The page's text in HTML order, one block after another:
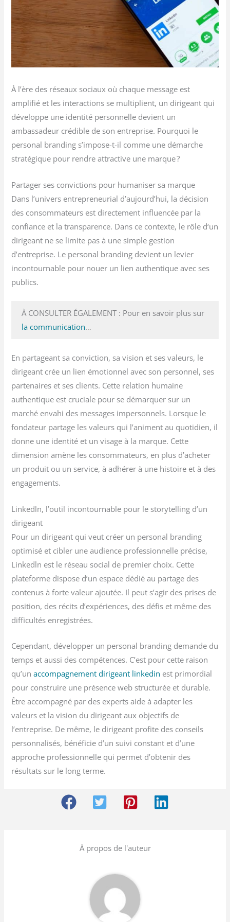
À l’ère des réseaux sociaux où chaque message est
amplifié et les interactions se multiplient, un dirigeant qui
développe une identité personnelle devient un
ambassadeur crédible de son entreprise. Pourquoi le
personal branding s’impose-t-il comme une démarche
stratégique pour rendre attractive une marque ?
Partager ses convictions pour humaniser sa marque
Dans l’univers entrepreneurial d’aujourd’hui, la décision
des consommateurs est directement influencée par la
confiance et la transparence. Dans ce contexte, le rôle d‘un
dirigeant ne se limite pas à une simple gestion
d’entreprise. Le personal branding devient un levier
incontournable pour nouer un lien authentique avec ses
publics.
À CONSULTER ÉGALEMENT : Pour en savoir plus sur
la communication…
En partageant sa conviction, sa vision et ses valeurs, le
dirigeant crée un lien émotionnel avec son personnel, ses
partenaires et ses clients. Cette relation humaine
authentique est cruciale pour se démarquer sur un
marché envahi des messages impersonnels. Lorsque le
fondateur partage les valeurs qui l’animent au quotidien, il
donne une identité et un visage à la marque. Cette
dimension amène les consommateurs, en plus d’acheter
un produit ou un service, à adhérer à une histoire et à des
engagements.
Linkedln, l’outil incontournable pour le storytelling d’un
dirigeant
Pour un dirigeant qui veut créer un personal branding
optimisé et cibler une audience professionnelle précise,
Linkedln est le réseau social de premier choix. Cette
plateforme dispose d’un espace dédié au partage des
contenus à forte valeur ajoutée. Il peut s’agir des prises de
position, des récits d’expériences, des défis et même des
difficultés enregistrées.
Cependant, développer un personal branding demande du
temps et aussi des compétences. C’est pour cette raison
qu’unaccompagnement dirigeant linkedin est primordial
pour construire une présence web structurée et durable.
Être accompagné par des experts aide à adapter les
valeurs et la vision du dirigeant aux objectifs de
l’entreprise. De même, le dirigeant profite des conseils
personnalisés, bénéficie d’un suivi constant et d’une
approche professionnelle qui permet d’obtenir des
résultats sur le long terme.
À propos de l'auteur